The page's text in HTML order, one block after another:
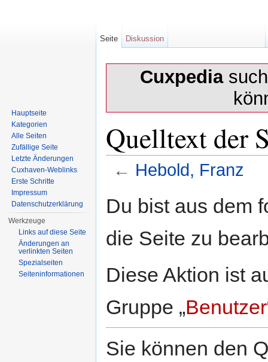
Cuxpedia
Quelltext der
← Hebold, Franz
Du bist aus dem
die Seite zu
Diese Aktion ist
Gruppe „Benutzer
Sie können den
Seite Diskussion
Hauptseite
Kategorien
Alle Seiten
Zufällige Seite
Letzte Änderungen
Cuxhaven-Weblinks
Erste Schritte
Impressum
Datenschutzerklärung
Werkzeuge
Links auf diese Seite
Änderungen an
verlinkten Seiten
Spezialseiten
Seiten­informationen